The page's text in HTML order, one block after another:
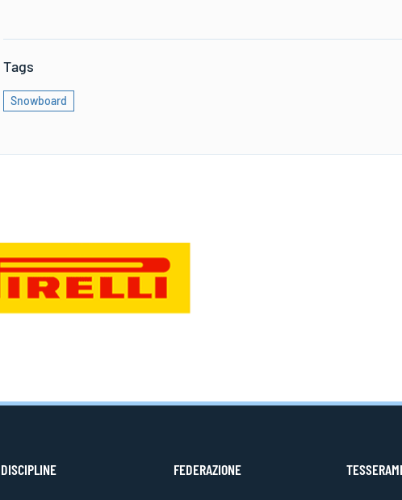
Tags
Snowboard
DISCIPLINE FEDERAZIONE